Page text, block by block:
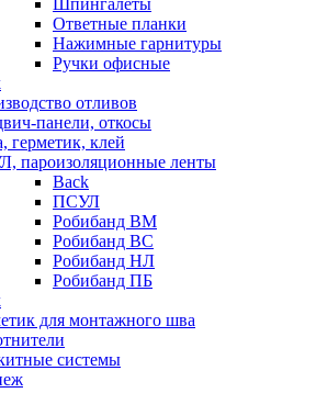
Шпингалеты
Ответные планки
Нажимные гарнитуры
Ручки офисные
отливов
панели, откосы
герметик, клей
пароизоляционные ленты
Back
ПСУЛ
Робибанд ВМ
Робибанд ВС
Робибанд НЛ
Робибанд ПБ
для монтажного шва
системы